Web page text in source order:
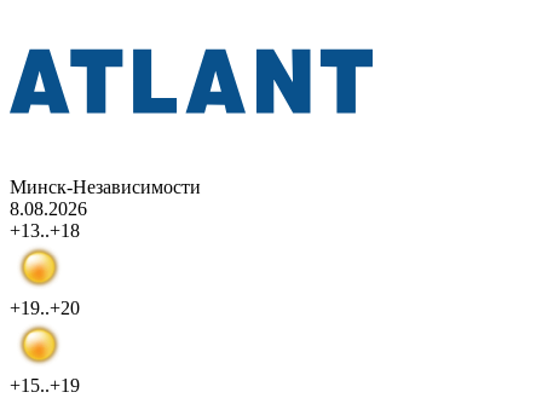
Минск-Независимости
8.08.2026
+13..+18
+19..+20
+15..+19